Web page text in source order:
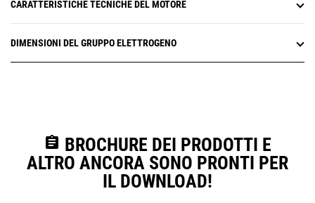
CARATTERISTICHE TECNICHE DEL MOTORE
DIMENSIONI DEL GRUPPO ELETTROGENO
assignment BROCHURE DEI PRODOTTI E
ALTRO ANCORA SONO PRONTI PER
IL DOWNLOAD!